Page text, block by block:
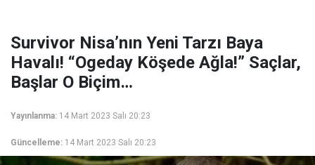
Survivor Nisa’nın Yeni Tarzı Baya
Havalı! “Ogeday Köşede Ağla!” Saçlar,
Başlar O Biçim…
Yayınlanma: 14 Mart 2023 Salı 20:23
Güncelleme: 14 Mart 2023 Salı 20:23